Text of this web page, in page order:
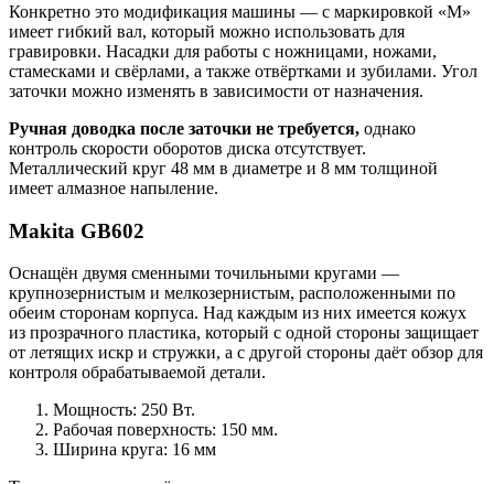
Конкретно это модификация машины — с маркировкой «М»
имеет гибкий вал, который можно использовать для
гравировки. Насадки для работы с ножницами, ножами,
стамесками и свёрлами, а также отвёртками и зубилами. Угол
заточки можно изменять в зависимости от назначения.
Ручная доводка после заточки не требуется, однако
контроль скорости оборотов диска отсутствует.
Металлический круг 48 мм в диаметре и 8 мм толщиной
имеет алмазное напыление.
Makita GB602
Оснащён двумя сменными точильными кругами —
крупнозернистым и мелкозернистым, расположенными по
обеим сторонам корпуса. Над каждым из них имеется кожух
из прозрачного пластика, который с одной стороны защищает
от летящих искр и стружки, а с другой стороны даёт обзор для
контроля обрабатываемой детали.
Мощность: 250 Вт.
Рабочая поверхность: 150 мм.
Ширина круга: 16 мм